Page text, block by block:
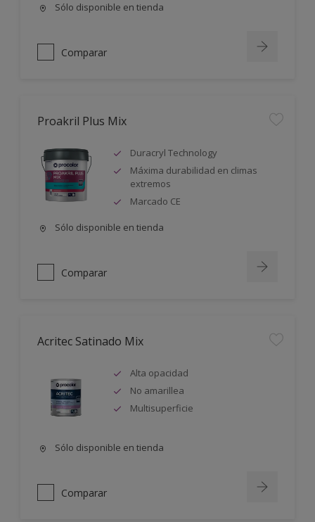
Sólo disponible en tienda
Comparar
Proakril Plus Mix
Duracryl Technology
Máxima durabilidad en climas
extremos
Marcado CE
Sólo disponible en tienda
Comparar
Acritec Satinado Mix
Alta opacidad
No amarillea
Multisuperficie
Sólo disponible en tienda
Comparar